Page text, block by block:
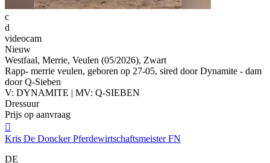
c
d
videocam
Nieuw
Westfaal, Merrie, Veulen (05/2026), Zwart
Rapp- merrie veulen, geboren op 27-05, sired door Dynamite - dam
door Q-Sieben
V: DYNAMITE | MV: Q-SIEBEN
Dressuur
Prijs op aanvraag

Kris De Doncker Pferdewirtschaftsmeister FN
DE